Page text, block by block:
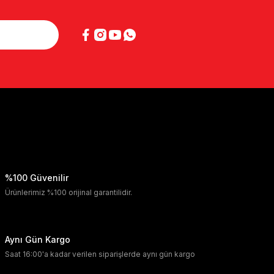
%100 Güvenilir
Ürünlerimiz %100 orijinal garantilidir.
Aynı Gün Kargo
Saat 16:00'a kadar verilen siparişlerde aynı gün kargo